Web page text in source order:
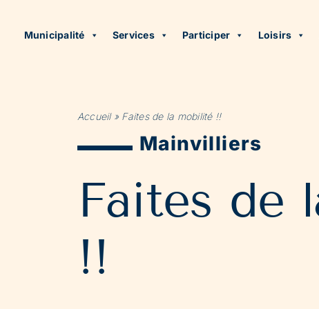
Municipalité Services Participer Loisirs
Accueil» Faites de la mobilité !!
Mainvilliers
Faites de
!!